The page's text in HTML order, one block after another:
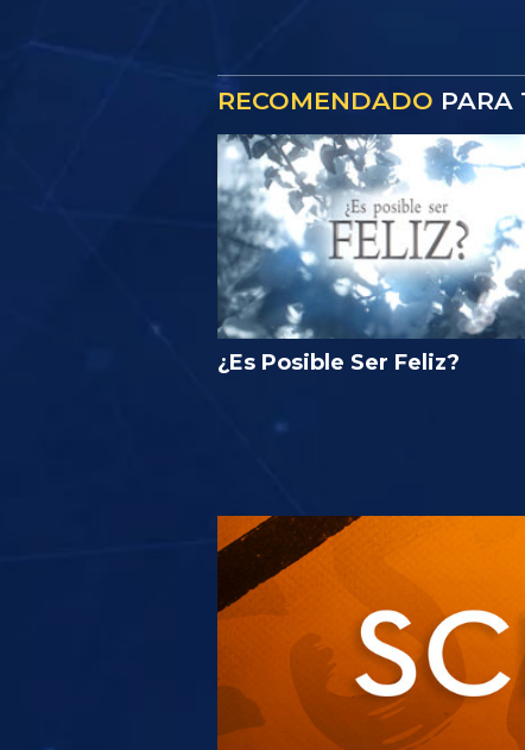
RECOMENDADO PARA
¿Es Posible Ser Feliz?